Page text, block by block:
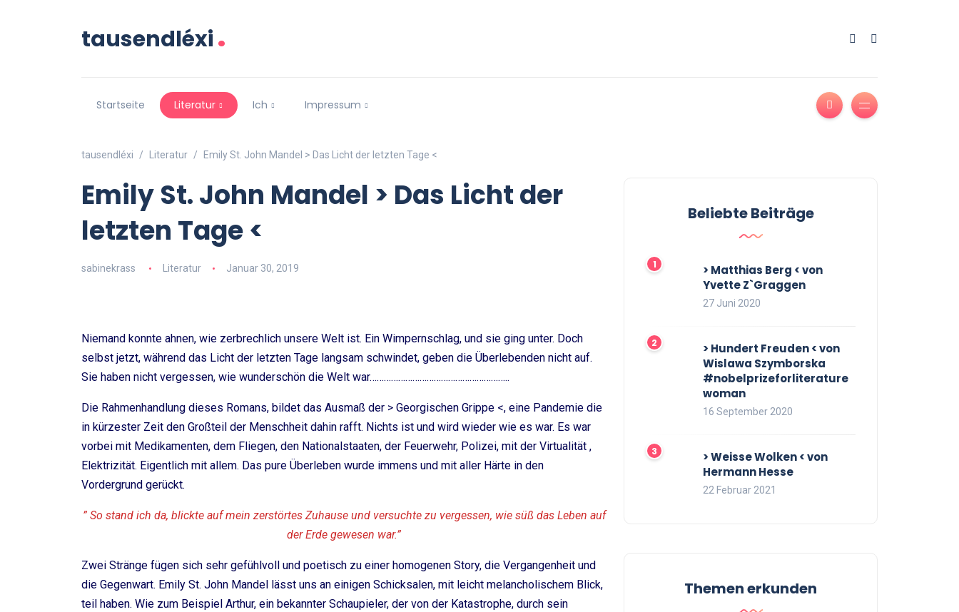
tausendléxi.
Startseite Literatur Ich Impressum
tausendléxi Literatur Emily St. John Mandel > Das Licht der letzten Tage <
Emily St. John Mandel > Das Licht der
letzten Tage <
sabinekrass Literatur Januar 30, 2019
Niemand konnte ahnen, wie zerbrechlich unsere Welt ist. Ein Wimpernschlag, und sie ging unter. Doch
selbst jetzt, während das Licht der letzten Tage langsam schwindet, geben die Überlebenden nicht auf.
Sie haben nicht vergessen, wie wunderschön die Welt war…………………………………………………..
Die Rahmenhandlung dieses Romans, bildet das Ausmaß der > Georgischen Grippe <, eine Pandemie die
in kürzester Zeit den Großteil der Menschheit dahin rafft. Nichts ist und wird wieder wie es war. Es war
vorbei mit Medikamenten, dem Fliegen, den Nationalstaaten, der Feuerwehr, Polizei, mit der Virtualität ,
Elektrizität. Eigentlich mit allem. Das pure Überleben wurde immens und mit aller Härte in den
Vordergrund gerückt.
” So stand ich da, blickte auf mein zerstörtes Zuhause und versuchte zu vergessen, wie süß das Leben auf
der Erde gewesen war.”
Zwei Stränge fügen sich sehr gefühlvoll und poetisch zu einer homogenen Story, die Vergangenheit und
die Gegenwart. Emily St. John Mandel lässt uns an einigen Schicksalen, mit leicht melancholischem Blick,
teil haben. Wie zum Beispiel Arthur, ein bekannter Schaupieler, der von der Katastrophe, durch sein
Beliebte Beiträge
> Matthias Berg < von
Yvette Z`Graggen
27 Juni 2020
> Hundert Freuden < von
Wislawa Szymborska
#nobelprizeforliterature
woman
16 September 2020
> Weisse Wolken < von
Hermann Hesse
22 Februar 2021
Themen erkunden